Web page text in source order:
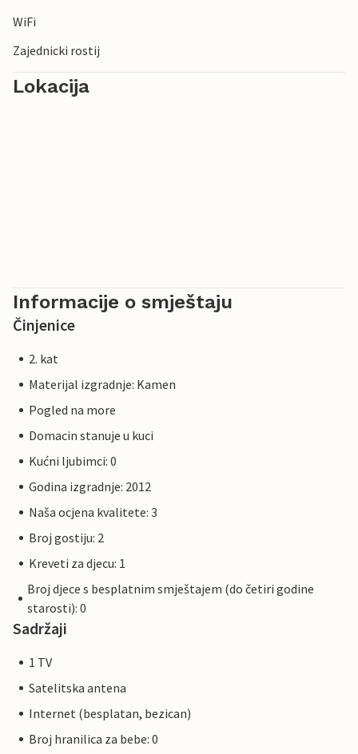
WiFi
Zajednicki rostij
Lokacija
Informacije o smještaju
Činjenice
2. kat
Materijal izgradnje: Kamen
Pogled na more
Domacin stanuje u kuci
Kućni ljubimci: 0
Godina izgradnje: 2012
Naša ocjena kvalitete: 3
Broj gostiju: 2
Kreveti za djecu: 1
Broj djece s besplatnim smještajem (do četiri godine
starosti): 0
Sadržaji
1 TV
Satelitska antena
Internet (besplatan, bezican)
Broj hranilica za bebe: 0